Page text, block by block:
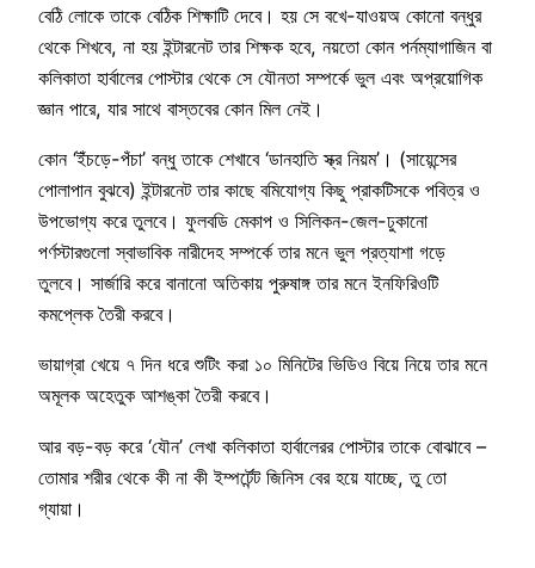
বেঠি লোকে তাকে বেঠিক শিক্ষাটি দেবে। হয় সে বখে-যাওয়অ কোনো বন্ধুর
থেকে শিখবে, না হয় ইন্টারনেট তার শিক্ষক হবে, নয়তো কোন পর্নম্যাগাজিন বা
কলিকাতা হার্বালের পোস্টার থেকে সে যৌনতা সম্পর্কে ভুল এবং অপ্রয়োগিক
জ্ঞান পারে, যার সাথে বাস্তবের কোন মিল নেই।
কোন ‘ইঁচড়ে-পঁচা’ বন্ধু তাকে শেখাবে ‘ডানহাতি স্ক্র নিয়ম’। (সায়েন্সের
পোলাপান বুঝবে) ইন্টারনেট তার কাছে বমিযোগ্য কিছু প্রাকটিসকে পবিত্র ও
উপভোগ্য করে তুলবে। ফুলবডি মেকাপ ও সিলিকন-জেল-ঢুকানো
পর্ণস্টারগুলো স্বাভাবিক নারীদেহ সম্পর্কে তার মনে ভুল প্রত্যাশা গড়ে
তুলবে। সার্জারি করে বানানো অতিকায় পুরুষাঙ্গ তার মনে ইনফিরিওটি
কমপ্লেক তৈরী করবে।
ভায়াগ্রা খেয়ে ৭ দিন ধরে শুটিং করা ১০ মিনিটের ভিডিও বিয়ে নিয়ে তার মনে
অমূলক অহেতুক আশঙ্কা তৈরী করবে।
আর বড়-বড় করে ‘যৌন’ লেখা কলিকাতা হার্বালেরর পোস্টার তাকে বোঝাবে –
তোমার শরীর থেকে কী না কী ইম্পর্টেন্ট জিনিস বের হয়ে যাচ্ছে, তু তো
গ্যায়া।